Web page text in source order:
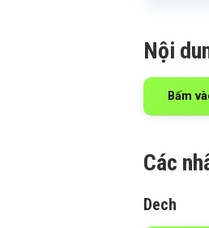
Nội
Bấm
Các
Dech